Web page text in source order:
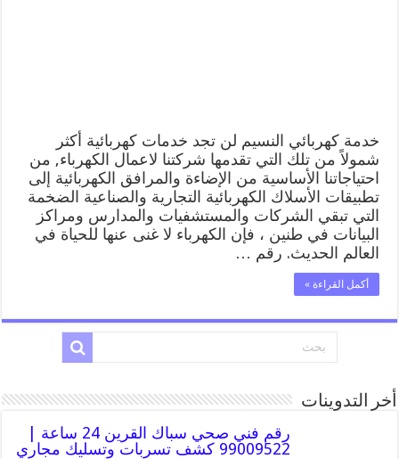
خدمة كهربائي النسيم لن تجد خدمات كهربائية أكثر
شمولاً من تلك التي تقدمها شركتنا لاعمال الكهرباء, من
احتياجاتنا الأساسية من الإضاءة والمرافق الكهربائية إلى
تطبيقات الأسلاك الكهربائية التجارية والصناعية الضخمة
التي تبقي الشركات والمستشفيات والمدارس ومراكز
البيانات في طنين ، فإن الكهرباء لا غنى عنها للحياة في
العالم الحديث. رقم …
أكمل القراءة »
أخر التدوينات
رقم فني صحي سباك القرين 24 ساعة |
99009522 كشف تسربات وتسليك مجاري